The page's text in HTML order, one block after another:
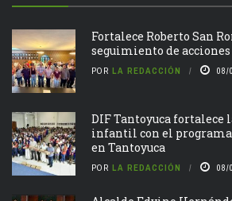
Fortalece Roberto San
seguimiento de
POR LA REDACCIÓN 08/
DIF Tantoyuca
infantil con el programa
en Tantoyuca
POR LA REDACCIÓN 08/